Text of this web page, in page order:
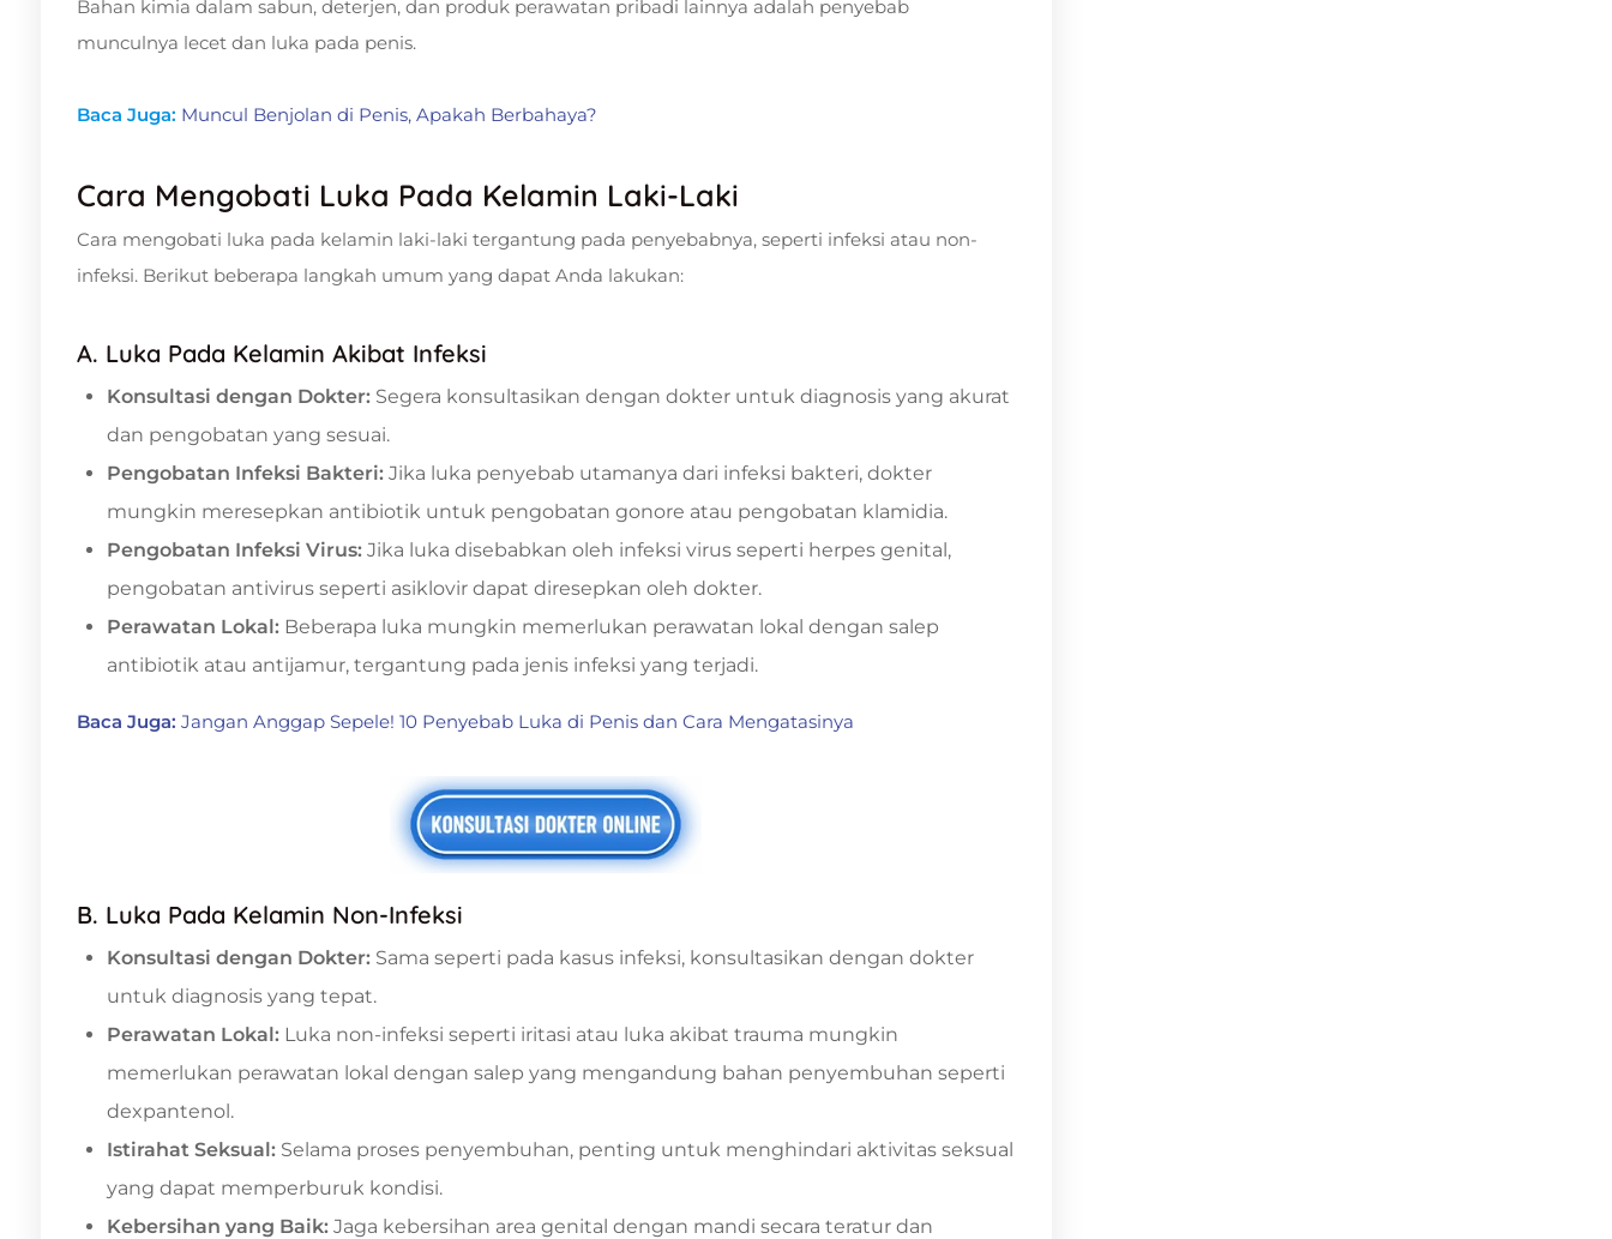
Bahan kimia dalam sabun, deterjen, dan produk perawatan pribadi lainnya adalah penyebab
munculnya lecet dan luka pada penis.
Baca Juga: Muncul Benjolan di Penis, Apakah Berbahaya?
Cara Mengobati Luka Pada Kelamin Laki-Laki
Cara mengobati luka pada kelamin laki-laki tergantung pada penyebabnya, seperti infeksi atau non-
infeksi. Berikut beberapa langkah umum yang dapat Anda lakukan:
A. Luka Pada Kelamin Akibat Infeksi
Konsultasi dengan Dokter: Segera konsultasikan dengan dokter untuk diagnosis yang akurat
dan pengobatan yang sesuai.
Pengobatan Infeksi Bakteri: Jika luka penyebab utamanya dari infeksi bakteri, dokter
mungkin meresepkan antibiotik untuk pengobatan gonore atau pengobatan klamidia.
Pengobatan Infeksi Virus: Jika luka disebabkan oleh infeksi virus seperti herpes genital,
pengobatan antivirus seperti asiklovir dapat diresepkan oleh dokter.
Perawatan Lokal: Beberapa luka mungkin memerlukan perawatan lokal dengan salep
antibiotik atau antijamur, tergantung pada jenis infeksi yang terjadi.
Baca Juga: Jangan Anggap Sepele! 10 Penyebab Luka di Penis dan Cara Mengatasinya
B. Luka Pada Kelamin Non-Infeksi
Konsultasi dengan Dokter: Sama seperti pada kasus infeksi, konsultasikan dengan dokter
untuk diagnosis yang tepat.
Perawatan Lokal: Luka non-infeksi seperti iritasi atau luka akibat trauma mungkin
memerlukan perawatan lokal dengan salep yang mengandung bahan penyembuhan seperti
dexpantenol.
Istirahat Seksual: Selama proses penyembuhan, penting untuk menghindari aktivitas seksual
yang dapat memperburuk kondisi.
Kebersihan yang Baik: Jaga kebersihan area genital dengan mandi secara teratur dan